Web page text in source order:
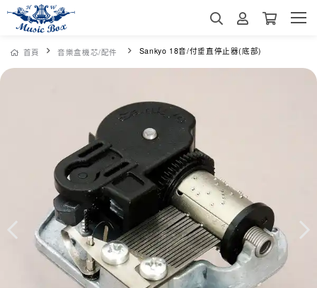
首頁 音樂盒機芯/配件 Sankyo 18音/付垂直停止器(底部)